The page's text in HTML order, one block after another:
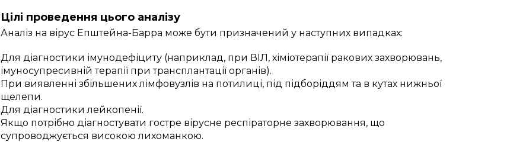
Цілі проведення цього аналізу
Аналіз на вірус Епштейна-Барра може бути призначений у наступних випадках:
Для діагностики імунодефіциту (наприклад, при ВІЛ, хіміотерапії ракових захворювань,
імуносупресивній терапії при трансплантації органів).
При виявленні збільшених лімфовузлів на потилиці, під підборіддям та в кутах нижньої
щелепи.
Для діагностики лейкопенії.
Якщо потрібно діагностувати гостре вірусне респіраторне захворювання, що
супроводжується високою лихоманкою.